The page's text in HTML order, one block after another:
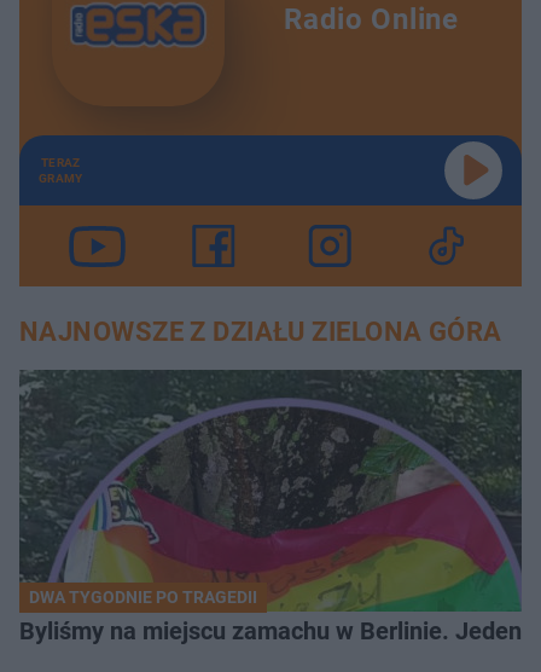
Radio Online
TERAZ
GRAMY
NAJNOWSZE Z DZIAŁU ZIELONA GÓRA
DWA TYGODNIE PO TRAGEDII
Byliśmy na miejscu zamachu w Berlinie. Jeden